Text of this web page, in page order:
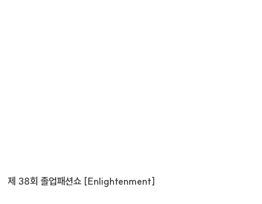
제 38회 졸업패션쇼 [Enlightenment]